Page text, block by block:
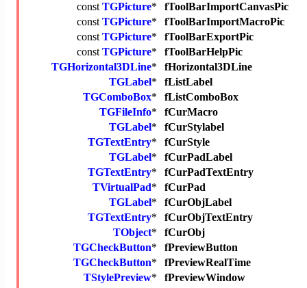
const TGPicture*
fToolBarImportCanvasPic
const TGPicture*
fToolBarImportMacroPic
const TGPicture*
fToolBarExportPic
const TGPicture*
fToolBarHelpPic
TGHorizontal3DLine*
fHorizontal3DLine
TGLabel*
fListLabel
TGComboBox*
fListComboBox
TGFileInfo*
fCurMacro
TGLabel*
fCurStylabel
TGTextEntry*
fCurStyle
TGLabel*
fCurPadLabel
TGTextEntry*
fCurPadTextEntry
TVirtualPad*
fCurPad
TGLabel*
fCurObjLabel
TGTextEntry*
fCurObjTextEntry
TObject*
fCurObj
TGCheckButton*
fPreviewButton
TGCheckButton*
fPreviewRealTime
TStylePreview*
fPreviewWindow